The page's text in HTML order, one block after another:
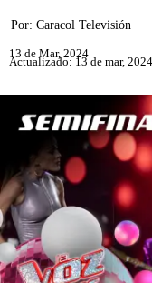
Por: Caracol Televisión
13 de Mar, 2024
Actualizado: 13 de mar, 2024